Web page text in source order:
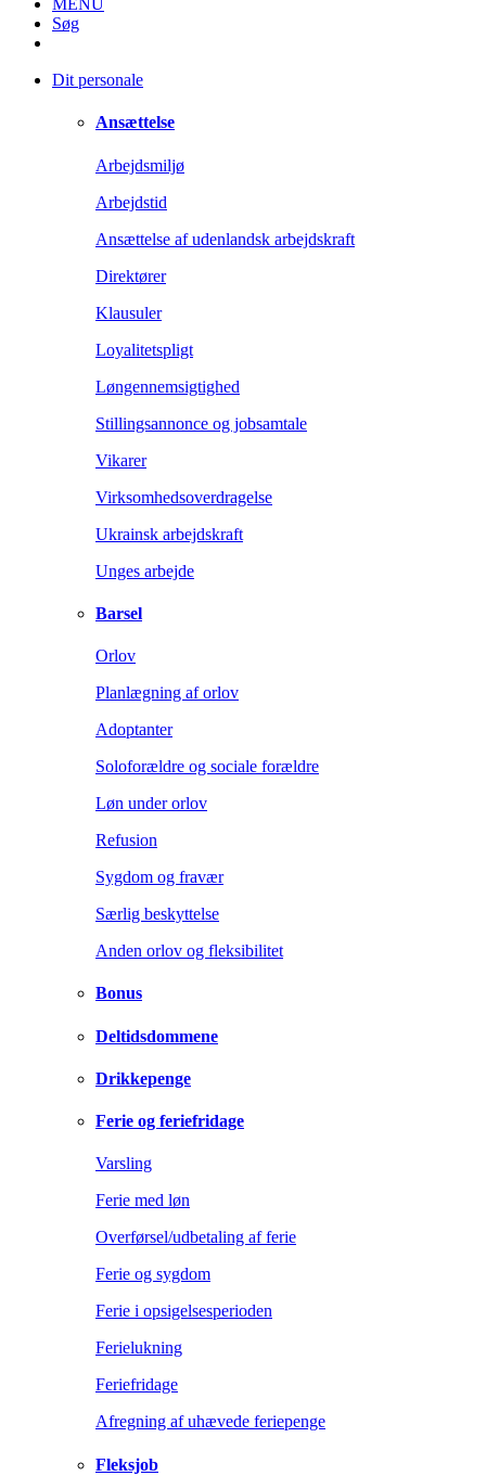
MENU
Søg
Dit personale
Ansættelse
Arbejdsmiljø
Arbejdstid
Ansættelse af udenlandsk arbejdskraft
Direktører
Klausuler
Loyalitetspligt
Løngennemsigtighed
Stillingsannonce og jobsamtale
Vikarer
Virksomhedsoverdragelse
Ukrainsk arbejdskraft
Unges arbejde
Barsel
Orlov
Planlægning af orlov
Adoptanter
Soloforældre og sociale forældre
Løn under orlov
Refusion
Sygdom og fravær
Særlig beskyttelse
Anden orlov og fleksibilitet
Bonus
Deltidsdommene
Drikkepenge
Ferie og feriefridage
Varsling
Ferie med løn
Overførsel/udbetaling af ferie
Ferie og sygdom
Ferie i opsigelsesperioden
Ferielukning
Feriefridage
Afregning af uhævede feriepenge
Fleksjob